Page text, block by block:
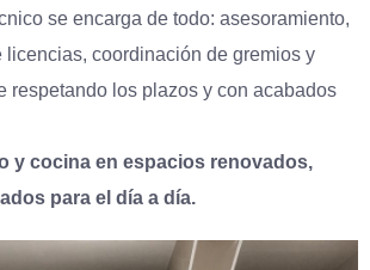
se encarga de todo: asesoramiento,
licencias, coordinación de gremios y
respetando los plazos y con acabados
y cocina en espacios renovados,
para el día a día.